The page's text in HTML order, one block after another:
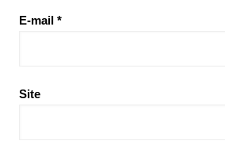
E-mail *
Site